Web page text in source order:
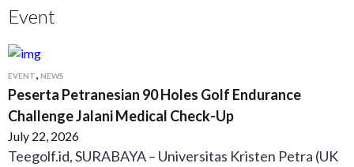
Event
EVENT, NEWS
Peserta Petranesian 90 Holes Golf Endurance
Challenge Jalani Medical Check-Up
July 22, 2026
Teegolf.id, SURABAYA – Universitas Kristen Petra (UK